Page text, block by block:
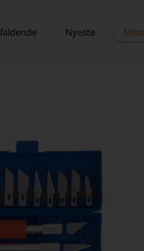
Nyeste